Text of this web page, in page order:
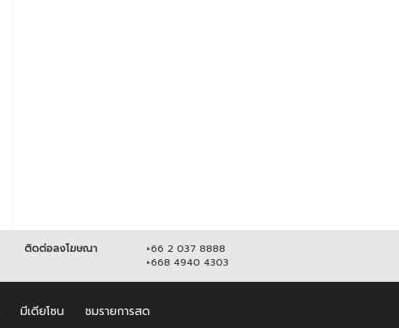
ติดต่อลงโฆษณา
+66 2 037 8888
+668 4940 4303
มีเดียโซน ชมรายการสด